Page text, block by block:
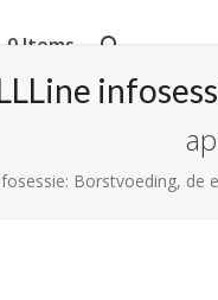
0 Items
Borstvoeding, de